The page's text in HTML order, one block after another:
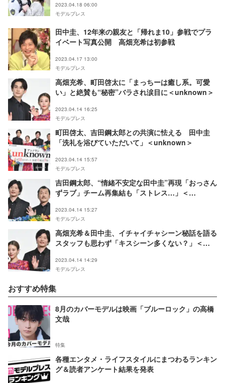
2023.04.18 06:00
モデルプレス
田中圭、12年来の親友と「帰れま10」参戦でプラ
イベート写真公開 高畑充希は初参戦
2023.04.17 13:00
モデルプレス
高畑充希、町田啓太に「まっちーは癒し系。可愛
い」と絶賛も“秘密”バラされ涙目に＜unknown＞
2023.04.14 16:25
モデルプレス
町田啓太、吉田鋼太郎との共演に怯える 田中圭
「洗礼を浴びていただいて」＜unknown＞
2023.04.14 15:57
モデルプレス
吉田鋼太郎、“情緒不安定な田中圭”再現「おっさん
ずラブ」チーム再集結も「ストレス…」＜
2023.04.14 15:27
モデルプレス
高畑充希＆田中圭、イチャイチャシーン秘話を語る
スタッフも思わず「キスシーン多くない？」＜
2023.04.14 14:29
モデルプレス
おすすめ特集
8月のカバーモデルは映画「ブルーロック」の高橋
文哉
特集
各種エンタメ・ライフスタイルにまつわるランキン
グ＆読者アンケート結果を発表